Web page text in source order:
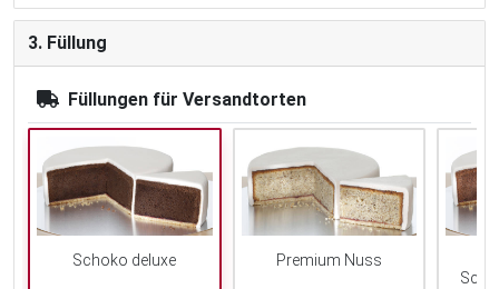
3. Füllung
Füllungen für Versandtorten
Schoko deluxe
Premium Nuss